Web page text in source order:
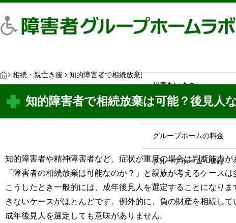
代表あいさつ
グループホームの料金
グループホームへ登録
H
O
相続・親亡き後 知的障害者で相続放棄は可能？後見人なしで手続き
知的障害者で相続放棄は可能？後見人
知的障害者や精神障害者など、症状が重度の場合は判断能力
「障害者の相続放棄は可能なのか？」と親族が考えるケースは
こうしたとき一般的には、成年後見人を選定することになり
きないケースがほとんどです。例外的に、負の財産を相続し
成年後見人を選定しても意味がありません。